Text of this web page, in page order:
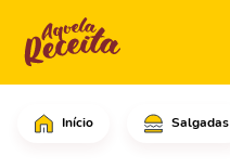
Início Salgadas